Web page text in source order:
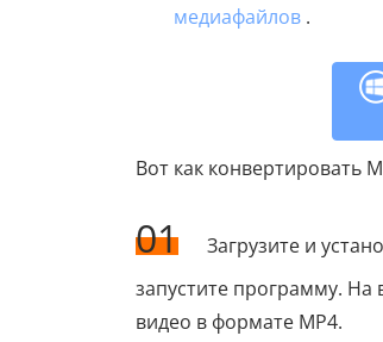
медиафайлов .
Вот как конвертировать
01
Загрузите и
запустите программу.
видео в формате MP4.